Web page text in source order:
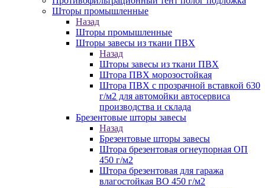
Шторы промышленные
Назад
Шторы промышленные
Шторы завесы из ткани ПВХ
Назад
Шторы завесы из ткани ПВХ
Штора ПВХ морозостойкая
Штора ПВХ с прозрачной вставкой 630
г/м2 для автомойки автосервиса
производства и склада
Брезентовые шторы завесы
Назад
Брезентовые шторы завесы
Штора брезентовая огнеупорная ОП
450 г/м2
Штора брезентовая для гаража
влагостойкая ВО 450 г/м2